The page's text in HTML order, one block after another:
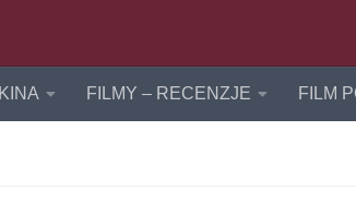
FILMY – RECENZJE FILM